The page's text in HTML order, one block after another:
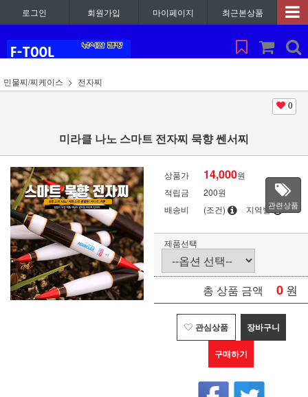
로그인 회원가입 마이페이지 최근본상품
민물찌/찌케이스 전자찌
0
미라클 나노 스마트 전자찌 묵향 쎈서찌
상품가 14,000원
적립금
200원
배송비
(조건) 지역별관련상품
제품선택
총 상품 금액 0 원
관심상품 장바구니
구매하기